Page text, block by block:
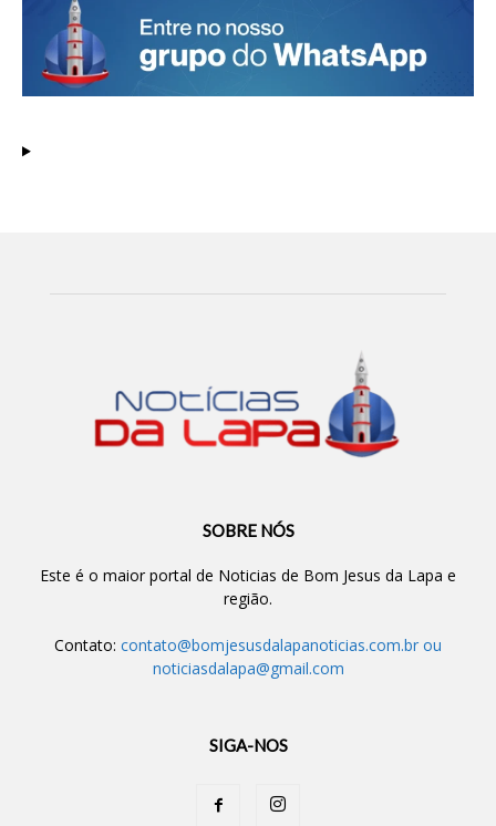
SOBRE NÓS
Este é o maior portal de Noticias de Bom Jesus da Lapa e
região.
Contato: contato@bomjesusdalapanoticias.com.br ou
noticiasdalapa@gmail.com
SIGA-NOS